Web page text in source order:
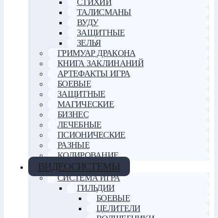
ТАЛИСМАНЫ
ВУДУ
ЗАЩИТНЫЕ
ЗЕЛЬЯ
ГРИМУАР ДРАКОНА
КНИГА ЗАКЛИНАНИЙ
АРТЕФАКТЫ ИГРА
БОЕВЫЕ
ЗАЩИТНЫЕ
МАГИЧЕСКИЕ
БИЗНЕС
ЛЕЧЕБНЫЕ
ПСИОНИЧЕСКИЕ
РАЗНЫЕ
КОДИРОВАНИЕ
ВИДЕОСИСТЕМЫ
СИСТЕМА ИГРА
ГИЛЬДИИ
БОЕВЫЕ
ЦЕЛИТЕЛИ